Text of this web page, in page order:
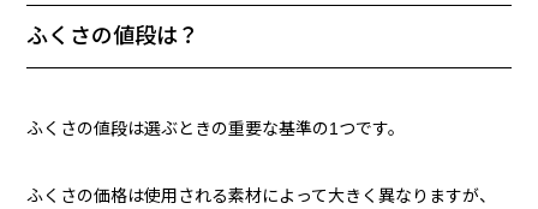
ふくさの値段は？
ふくさの値段は選ぶときの重要な基準の1つです。
ふくさの価格は使用される素材によって大きく異なりますが、